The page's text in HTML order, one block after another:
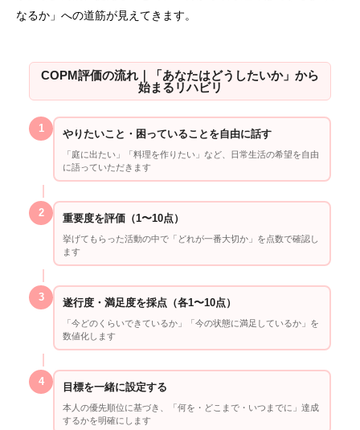
なるか」への道筋が見えてきます。
COPM評価の流れ｜「あなたはどうしたいか」から
始まるリハビリ
1 やりたいこと・困っていることを自由に話す
「庭に出たい」「料理を作りたい」など、日常生活の希望を自由
に語っていただきます
2 重要度を評価（1〜10点）
挙げてもらった活動の中で「どれが一番大切か」を点数で確認し
ます
3 遂行度・満足度を採点（各1〜10点）
「今どのくらいできているか」「今の状態に満足しているか」を
数値化します
4 目標を一緒に設定する
本人の優先順位に基づき、「何を・どこまで・いつまでに」達成
するかを明確にします